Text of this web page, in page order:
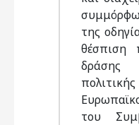
της
θέσπιση
δράσης
του